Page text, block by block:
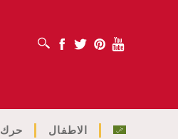
افتح مربع البحثFacebook TwitterPinterestYoutube
حرك الاطفال